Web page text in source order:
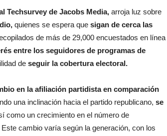
Techsurvey de Jacobs Media, arroja luz sobre
quienes se espera que sigan de cerca las
de más de 29,000 encuestados en línea
entre los seguidores de programas de
de seguir la cobertura electoral.
en la afiliación partidista en comparación
una inclinación hacia el partido republicano, se
como un crecimiento en el número de
Este cambio varía según la generación, con los